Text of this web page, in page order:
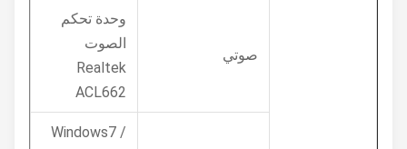
صوتي
وحدة تحكم
الصوت
Realtek
ACL662
Windows7 /